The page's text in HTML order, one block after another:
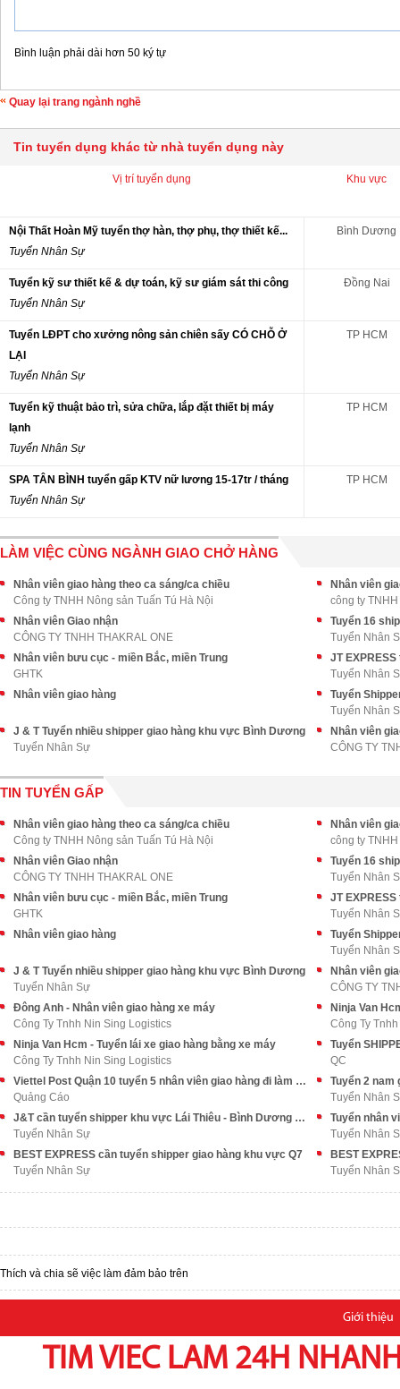
Bình luận phải dài hơn 50 ký tự
Quay lại trang ngành nghề
Tin tuyển dụng khác từ nhà tuyển dụng này
Vị trí tuyển dụng Khu vực
Nội Thất Hoàn Mỹ tuyển thợ hàn, thợ phụ, thợ thiết kế...
Tuyển Nhân Sự
Bình Dương
Tuyển kỹ sư thiết kế & dự toán, kỹ sư giám sát thi công
Tuyển Nhân Sự
Đồng Nai
Tuyển LĐPT cho xưởng nông sản chiên sấy CÓ CHỖ Ở
LẠI
Tuyển Nhân Sự
TP HCM
Tuyển kỹ thuật bảo trì, sửa chữa, lắp đặt thiết bị máy
lạnh
Tuyển Nhân Sự
TP HCM
SPA TÂN BÌNH tuyển gấp KTV nữ lương 15-17tr / tháng
Tuyển Nhân Sự
TP HCM
LÀM VIỆC CÙNG NGÀNH GIAO CHỞ HÀNG
Nhân viên giao hàng theo ca sáng/ca chiều
Công ty TNHH Nông sản Tuấn Tú Hà Nội
Nhân viên
công ty
Nhân viên Giao nhận
CÔNG TY TNHH THAKRAL ONE
Tuyển Nhân
Nhân viên bưu cục - miền Bắc, miền Trung
GHTK
JT
Tuyển Nhân
Nhân viên giao hàng
Tuyển Nhân
J & T Tuyển nhiều shipper giao hàng khu vực Bình Dương
Tuyển Nhân Sự
Nhân viên
CÔNG TY
TIN TUYỂN GẤP
Nhân viên giao hàng theo ca sáng/ca chiều
Công ty TNHH Nông sản Tuấn Tú Hà Nội
Nhân viên
công ty
Nhân viên Giao nhận
CÔNG TY TNHH THAKRAL ONE
Tuyển Nhân
Nhân viên bưu cục - miền Bắc, miền Trung
GHTK
JT
Tuyển Nhân
Nhân viên giao hàng
Tuyển Nhân
J & T Tuyển nhiều shipper giao hàng khu vực Bình Dương
Tuyển Nhân Sự
Nhân viên
CÔNG TY
Đông Anh - Nhân viên giao hàng xe máy
Công Ty Tnhh Nin Sing Logistics
Ninja Van
Công Ty
Ninja Van Hcm - Tuyển lái xe giao hàng bằng xe máy
Công Ty Tnhh Nin Sing Logistics
QC
Viettel Post Quận 10 tuyển 5 nhân viên giao hàng đi làm ngay
Quảng Cáo
Tuyển Nhân
J&T cần tuyển shipper khu vực Lái Thiêu - Bình Dương đi làm ngay
Tuyển Nhân Sự
Tuyển Nhân
BEST EXPRESS cần tuyển shipper giao hàng khu vực Q7
Tuyển Nhân Sự
Tuyển Nhân
Thích và chia sẽ việc làm đảm bảo trên
Giới thiệu
TIM VIEC LAM 24H